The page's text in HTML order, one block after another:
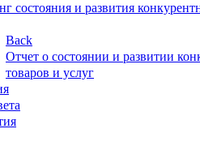
состояния и развития
Back
Отчет о состоянии и развитии
товаров и услуг